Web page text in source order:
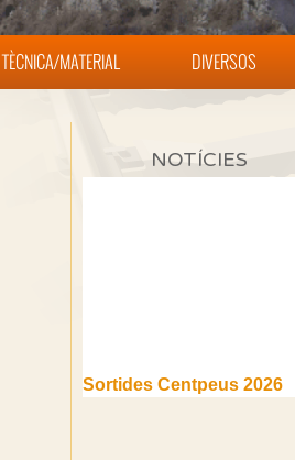
TÈCNICA/MATERIAL DIVERSOS
NOTÍCIES
(1a part)